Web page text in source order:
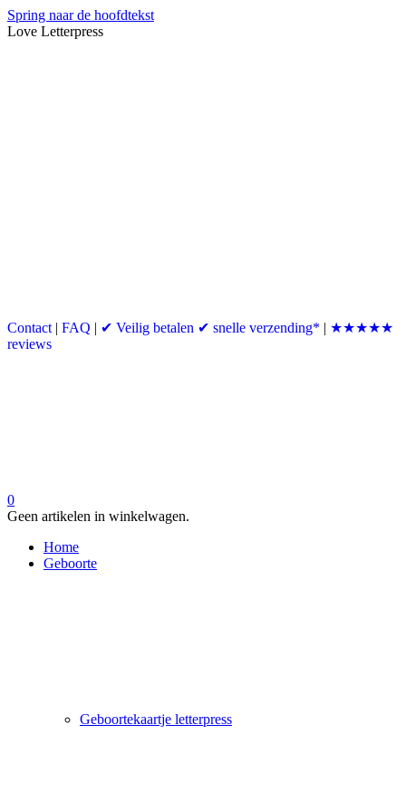
Spring naar de hoofdtekst
Love Letterpress
Contact | FAQ | ✔ Veilig betalen ✔ snelle verzending* | ★★★★★
reviews
0
Geen artikelen in winkelwagen.
Home
Geboorte
Geboortekaartje letterpress